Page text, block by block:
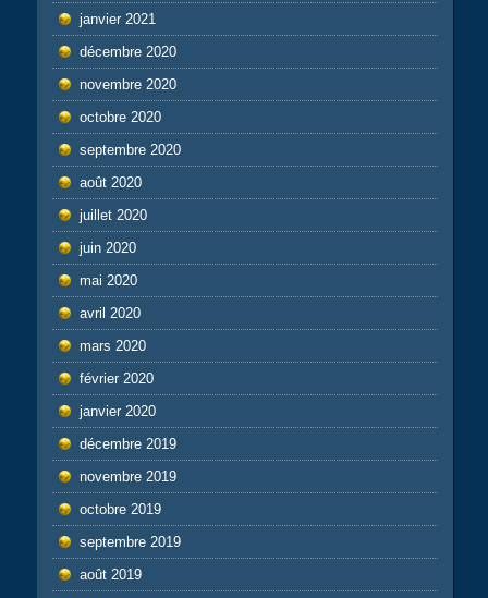
janvier 2021
décembre 2020
novembre 2020
octobre 2020
septembre 2020
août 2020
juillet 2020
juin 2020
mai 2020
avril 2020
mars 2020
février 2020
janvier 2020
décembre 2019
novembre 2019
octobre 2019
septembre 2019
août 2019